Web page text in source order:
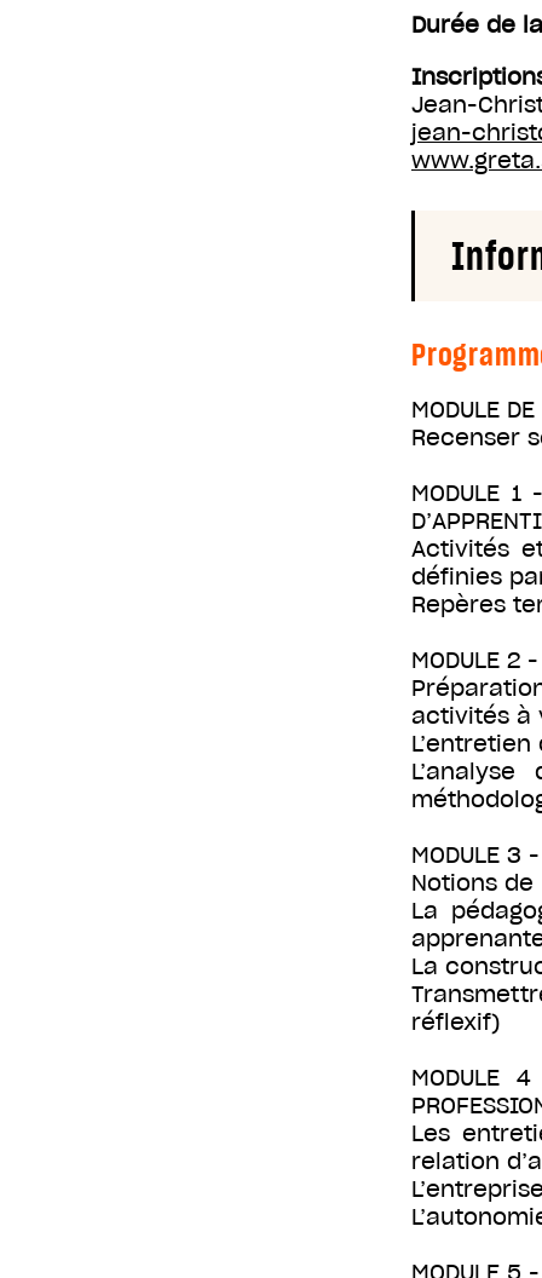
Durée de
Jean-
jean-
MODULE
Recenser
MODULE 1
Activités
définies
Repères
MODULE 2
activités à
MODULE 3
Notions
La
La
réflexif)
MODULE 4
Les
relation